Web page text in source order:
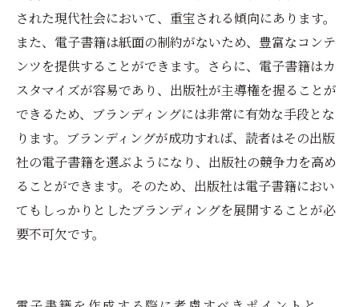
された現代社会において、重宝される傾向にあります。
また、電子書籍は紙面の制約がないため、豊富なコンテ
ンツを提供することができます。さらに、電子書籍はカ
スタマイズが容易であり、出版社が主導権を握ることが
できるため、ブランディングには非常に有効な手段とな
ります。ブランディングが成功すれば、読者はその出版
社の電子書籍を選ぶようになり、出版社の競争力を高め
ることができます。そのため、出版社は電子書籍におい
てもしっかりとしたブランディングを展開することが必
要不可欠です。